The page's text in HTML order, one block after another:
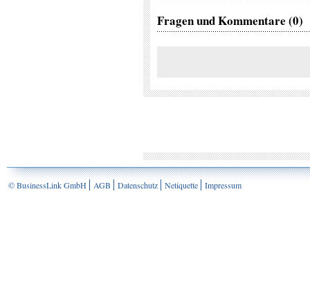
Fragen und Kommentare (0)
© BusinessLink GmbH AGB Datenschutz Netiquette Impressum